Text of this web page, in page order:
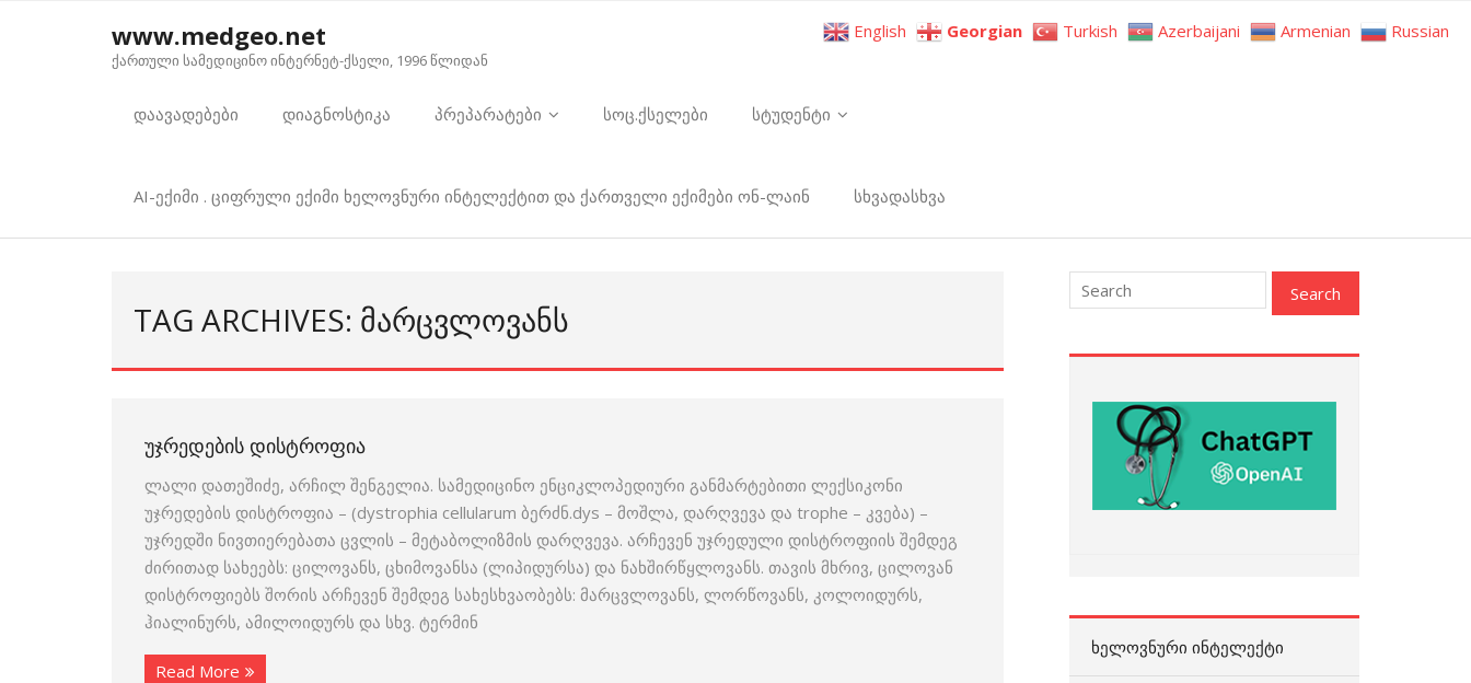
www.medgeo.net
ქართული სამედიცინო ინტერნეტ-ქსელი, 1996 წლიდან
დაავადებები დიაგნოსტიკა პრეპარატები სოც.ქსელები სტუდენტი
AI-ექიმი . ციფრული ექიმი ხელოვნური ინტელექტით და ქართველი ექიმები ონ-ლაინ სხვადასხვა
TAG ARCHIVES: ᲛᲐᲠᲪᲕᲚᲝᲕᲐᲜᲡ
ᲣᲯᲠᲔᲓᲔᲑᲘᲡ ᲓᲘᲡᲢᲠᲝᲤᲘᲐ
ლალი დათეშიძე, არჩილ შენგელია. სამედიცინო ენციკლოპედიური განმარტებითი ლექსიკონი
უჯრედების დისტროფია – (dystrophia cellularum ბერძნ.dys – მოშლა, დარღვევა და trophe – კვება) –
უჯრედში ნივთიერებათა ცვლის – მეტაბოლიზმის დარღვევა. არჩევენ უჯრედული დისტროფიის შემდეგ
ძირითად სახეებს: ცილოვანს, ცხიმოვანსა (ლიპიდურსა) და ნახშირ­წყლოვანს. თავის მხრივ, ცილოვან
დისტროფიებს შორის არჩევენ შემდეგ სახესხვაობებს: მარცვლოვანს, ლორწოვანს, კოლოიდურს,
ჰიალინურს, ამილოიდურს და სხვ. ტერმინ
Read More
ᲮᲔᲚᲝᲕᲜᲣᲠᲘ ᲘᲜᲢᲔᲚᲔᲥᲢᲘ
English Georgian Turkish Azerbaijani Armenian Russian